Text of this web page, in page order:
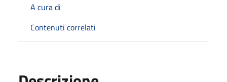
A cura di
Contenuti correlati